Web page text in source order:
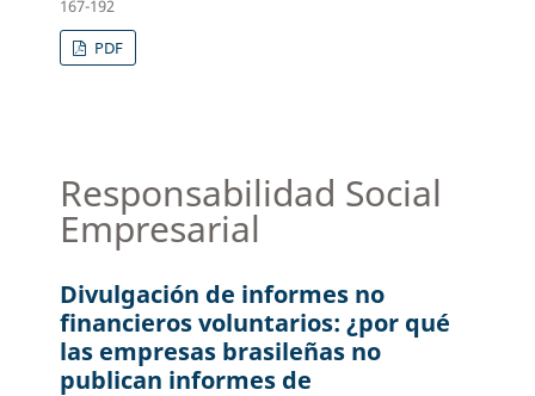
167-192
PDF
Responsabilidad Social
Empresarial
Divulgación de informes no
financieros voluntarios: ¿por qué
las empresas brasileñas no
publican informes de